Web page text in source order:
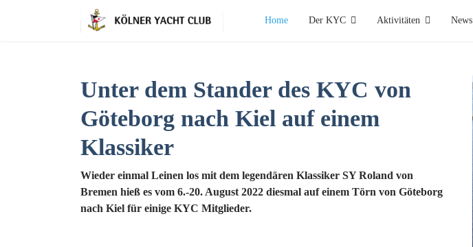
Home Der KYC Aktivitäten News
Unter dem Stander des KYC von
Göteborg nach Kiel auf einem
Klassiker
Wieder einmal Leinen los mit dem legendären Klassiker SY Roland von
Bremen hieß es vom 6.-20. August 2022 diesmal auf einem Törn von Göteborg
nach Kiel für einige KYC Mitglieder.